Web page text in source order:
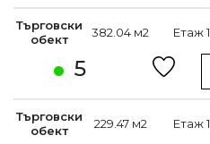
5
Търговски
обект
382.04 м2 Етаж 1
Търговски
обект
229.47 м2 Етаж 1